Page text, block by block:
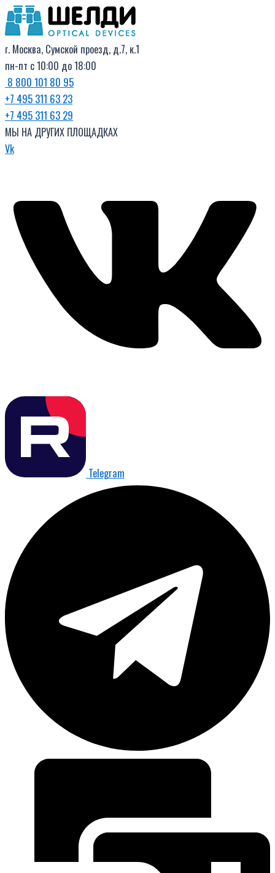
Перейти
к
содержимому
г. Москва, Сумской проезд, д.7, к.1
пн-пт с 10:00 до 18:00
8 800 101 80 95
+7 495 311 63 23
+7 495 311 63 29
МЫ НА ДРУГИХ ПЛОЩАДКАХ
Vk
Telegram
Поиск
товаров